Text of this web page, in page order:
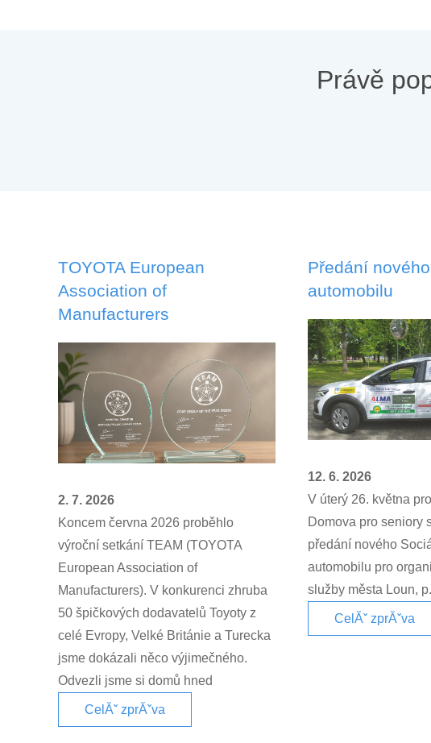
Právě
TOYOTA European
Association of
Manufacturers
2. 7. 2026
Koncem června 2026 proběhlo
výroční setkání TEAM (TOYOTA
European Association of
Manufacturers). V konkurenci zhruba
50 špičkových dodavatelů Toyoty z
celé Evropy, Velké Británie a Turecka
jsme dokázali něco výjimečného.
Odvezli jsme si domů hned
CelĂˇ zprĂˇva
Předání
automobilu
12. 6. 2026
V úterý 26. května
Domova pro seniory
předání nového
automobilu pro
služby města Loun,
CelĂˇ zprĂˇva